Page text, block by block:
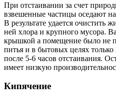
При отстаивании за счет
взвешенные частицы оседают
В результате удается очистить
ней хлора и крупного мусора.
крышкой а помещение было не
питья и в бытовых целях
после 5-6 часов отстаивания.
имеет низкую
Кипячение